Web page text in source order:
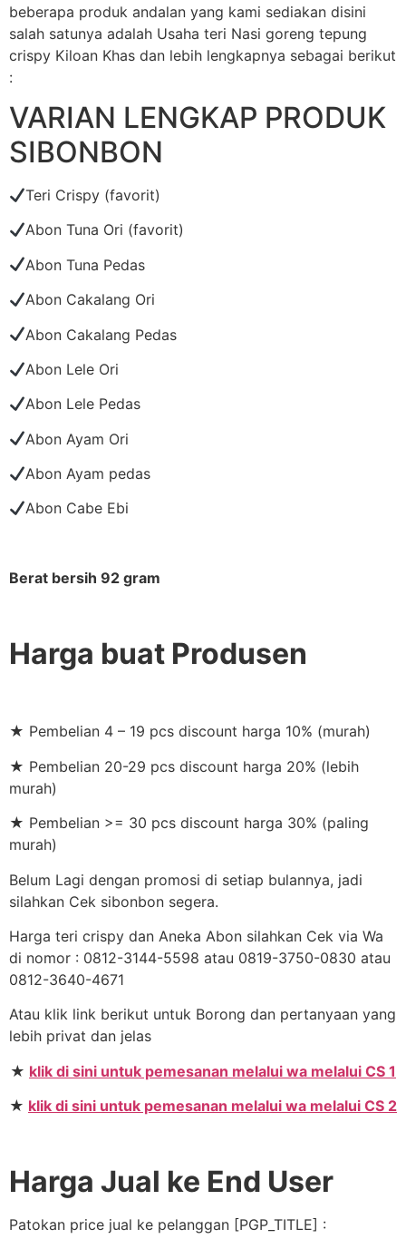
beberapa produk andalan yang kami sediakan disini
salah satunya adalah Usaha teri Nasi goreng tepung
crispy Kiloan Khas dan lebih lengkapnya sebagai berikut
:
VARIAN LENGKAP PRODUK
SIBONBON
Teri Crispy (favorit)
Abon Tuna Ori (favorit)
Abon Tuna Pedas
Abon Cakalang Ori
Abon Cakalang Pedas
Abon Lele Ori
Abon Lele Pedas
Abon Ayam Ori
Abon Ayam pedas
Abon Cabe Ebi
Berat bersih 92 gram
Harga buat Produsen
★ Pembelian 4 – 19 pcs discount harga 10% (murah)
★ Pembelian 20-29 pcs discount harga 20% (lebih
murah)
★ Pembelian >= 30 pcs discount harga 30% (paling
murah)
Belum Lagi dengan promosi di setiap bulannya, jadi
silahkan Cek sibonbon segera.
Harga teri crispy dan Aneka Abon silahkan Cek via Wa
di nomor : 0812-3144-5598 atau 0819-3750-0830 atau
0812-3640-4671
Atau klik link berikut untuk Borong dan pertanyaan yang
lebih privat dan jelas
★ klik di sini untuk pemesanan melalui wa melalui CS 1
★ klik di sini untuk pemesanan melalui wa melalui CS 2
Harga Jual ke End User
Patokan price jual ke pelanggan [PGP_TITLE] :